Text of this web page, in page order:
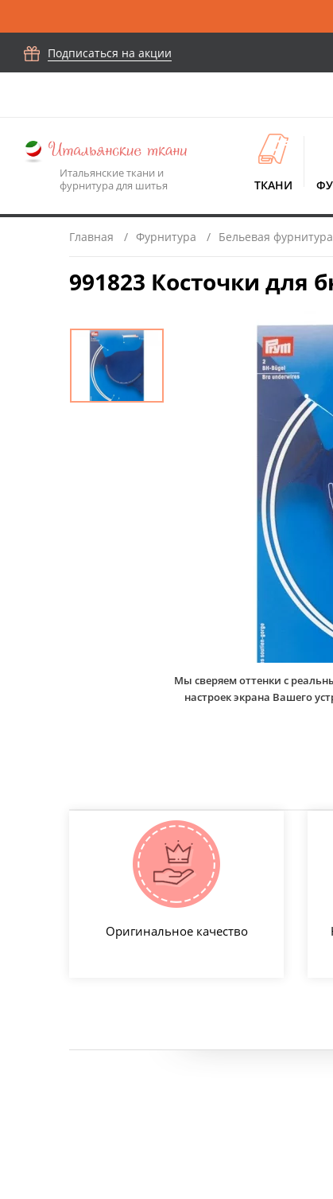
Подписаться на акции
Итальянские ткани и
фурнитура для шитья
ТКАНИ
Главная Фурнитура Бельевая фурнитура
991823 Косточки для
Мы сверяем оттенки с
настроек экрана Вашего
Оригинальное качество